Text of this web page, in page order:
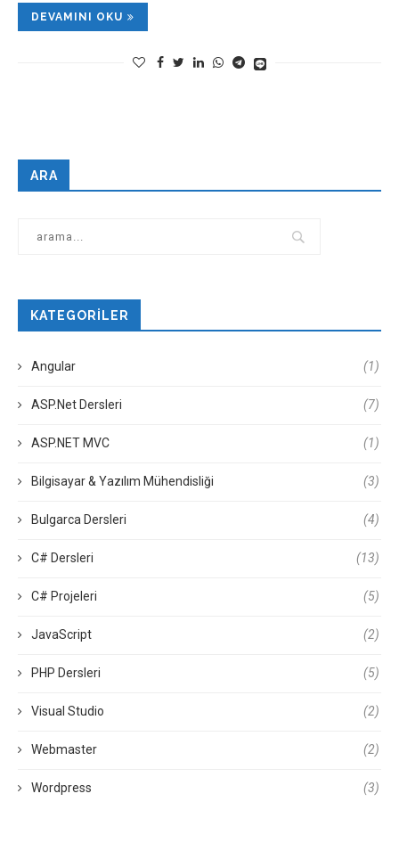
DEVAMINI OKU
ARA
KATEGORILER
Angular (1)
ASP.Net Dersleri (7)
ASP.NET MVC (1)
Bilgisayar & Yazılım Mühendisliği (3)
Bulgarca Dersleri (4)
C# Dersleri (13)
C# Projeleri (5)
JavaScript (2)
PHP Dersleri (5)
Visual Studio (2)
Webmaster (2)
Wordpress (3)